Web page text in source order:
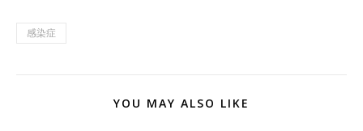
感染症
YOU MAY ALSO LIKE